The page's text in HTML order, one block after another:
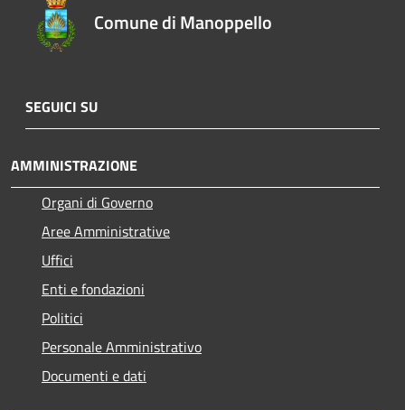
Comune di Manoppello
SEGUICI SU
AMMINISTRAZIONE
Organi di Governo
Aree Amministrative
Uffici
Enti e fondazioni
Politici
Personale Amministrativo
Documenti e dati